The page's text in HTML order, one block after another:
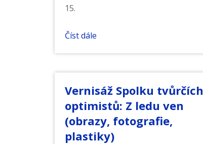
15.
Číst dále
Vernisáž Spolku tvůrčích
optimistů: Z ledu ven
(obrazy, fotografie,
plastiky)